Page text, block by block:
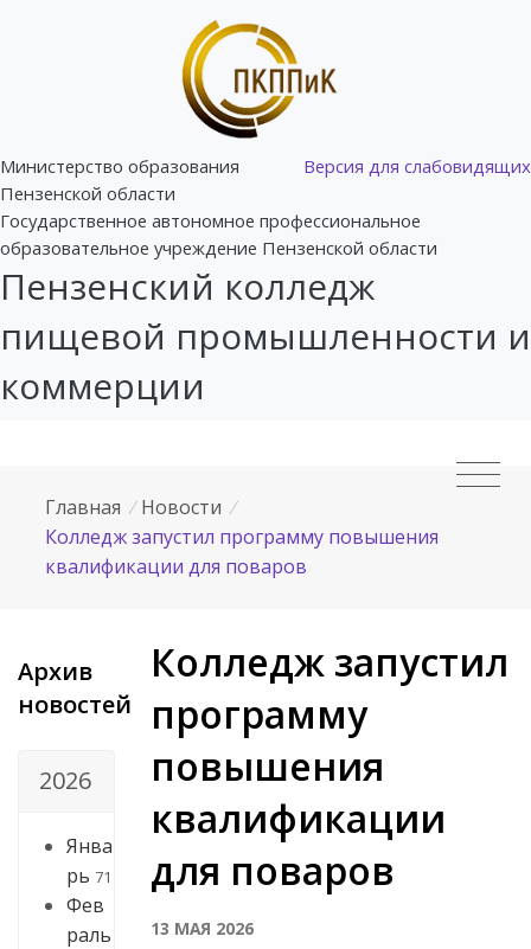
Версия для слабовидящих
Министерство образования
Пензенской области
Государственное автономное профессиональное
образовательное учреждение Пензенской области
Пензенский колледж
пищевой промышленности и
коммерции
Главная / Новости /
Колледж запустил программу повышения
квалификации для поваров
Архив
новостей
2026
Янва
рь 71
Фев
раль
Колледж запустил
программу
повышения
квалификации
для поваров
13 МАЯ 2026